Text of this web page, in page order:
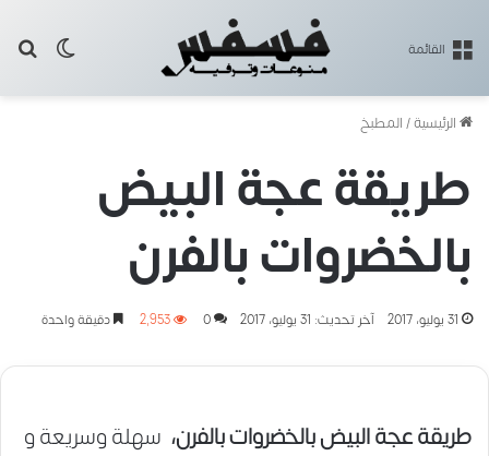
القائمة
الرئيسية/المطبخ
طريقة عجة البيض
بالخضروات بالفرن
31 يوليو، 2017 آخر تحديث: 31 يوليو، 2017 0 2٬953 دقيقة واحدة
طريقة عجة البيض بالخضروات بالفرن، سهلة وسريعة و